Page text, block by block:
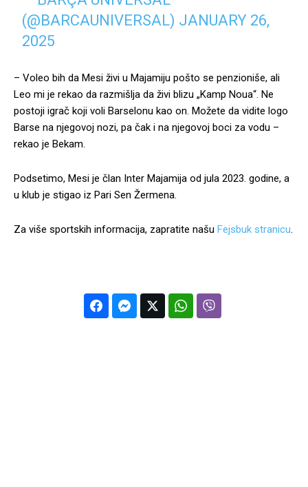
(@BARCAUNIVERSAL) JANUARY 26,
2025
– Voleo bih da Mesi živi u Majamiju pošto se penzioniše, ali
Leo mi je rekao da razmišlja da živi blizu „Kamp Noua“. Ne
postoji igrač koji voli Barselonu kao on. Možete da vidite logo
Barse na njegovoj nozi, pa čak i na njegovoj boci za vodu –
rekao je Bekam.
Podsetimo, Mesi je član Inter Majamija od jula 2023. godine, a
u klub je stigao iz Pari Sen Žermena.
Za više sportskih informacija, zapratite našu Fejsbuk stranicu.